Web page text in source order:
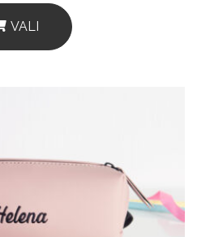
VALI
This
Variants.
Options